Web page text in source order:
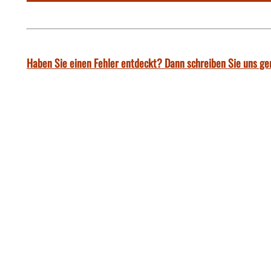
Haben Sie einen Fehler entdeckt? Dann schreiben Sie uns